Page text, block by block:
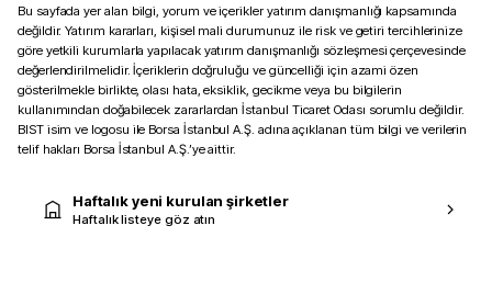
Bu sayfada yer alan bilgi, yorum ve içerikler yatırım danışmanlığı kapsamında
değildir. Yatırım kararları, kişisel mali durumunuz ile risk ve getiri tercihlerinize
göre yetkili kurumlarla yapılacak yatırım danışmanlığı sözleşmesi çerçevesinde
değerlendirilmelidir. İçeriklerin doğruluğu ve güncelliği için azami özen
gösterilmekle birlikte, olası hata, eksiklik, gecikme veya bu bilgilerin
kullanımından doğabilecek zararlardan İstanbul Ticaret Odası sorumlu değildir.
BIST isim ve logosu ile Borsa İstanbul A.Ş. adına açıklanan tüm bilgi ve verilerin
telif hakları Borsa İstanbul A.Ş.’ye aittir.
Haftalık yeni kurulan şirketler
Haftalık listeye göz atın